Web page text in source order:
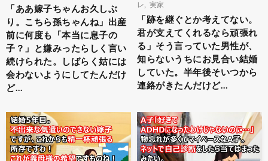
「ああ嫁子ちゃんお久しぶ
り。こちら孫ちゃんね」出産
前に何度も「本当に息子の
子？」と嫌みったらしく言い
続けられた。しばらく姑には
会わないようにしてたんだけ
ど…
レ
実家
「跡を継ぐとか考えてない。
君が支えてくれるなら頑張れ
る」そう言っていた男性が、
知らないうちにお見合い結婚
していた。半年後そいつから
連絡がきたんだけど…